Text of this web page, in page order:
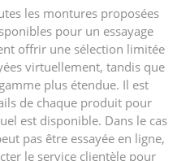
les montures proposées
pour un essayage
offrir une sélection limitée
virtuellement, tandis que
plus étendue. Il est
de chaque produit pour
est disponible. Dans le cas
pas être essayée en ligne,
le service clientèle pour